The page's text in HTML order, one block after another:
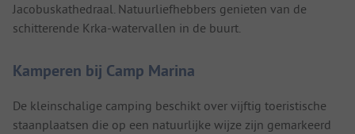
Jacobuskathedraal. Natuurliefhebbers genieten van de
schitterende Krka-watervallen in de buurt.
Kamperen bij Camp Marina
De kleinschalige camping beschikt over vijftig toeristische
staanplaatsen die op een natuurlijke wijze zijn gemarkeerd